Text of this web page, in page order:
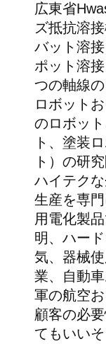
広東省
ズ抵抗溶
バット溶
ポット溶
つの軸線
ロボット
のロボッ
ト、塗装
ト）の研
ハイテク
生産を専
用電化製
明、ハー
気、器械
業、自動
軍の航空
顧客の必
てもいい